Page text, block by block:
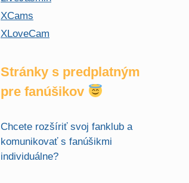
XCams
XLoveCam
Stránky s predplatným
pre fanúšikov
Chcete rozšíriť svoj fanklub a
komunikovať s fanúšikmi
individuálne?